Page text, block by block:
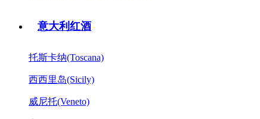
意大利红酒
托斯卡纳(Toscana)
西西里岛(Sicily)
威尼托(Veneto)